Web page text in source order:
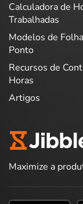
Calculadora de
Trabalhadas
Modelos de
Ponto
Recursos de
Horas
Artigos
Maximize a